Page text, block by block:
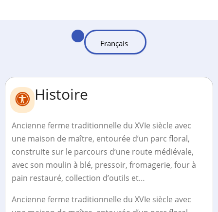
Histoire
Ancienne ferme traditionnelle du XVIe siècle avec
une maison de maître, entourée d’un parc floral,
construite sur le parcours d’une route médiévale,
avec son moulin à blé, pressoir, fromagerie, four à
pain restauré, collection d’outils et…
Ancienne ferme traditionnelle du XVIe siècle avec